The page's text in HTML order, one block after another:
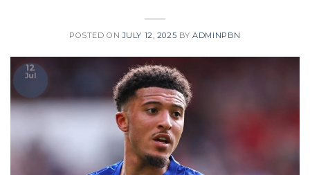
POSTED ONJULY 12, 2025 BYADMINPBN
12
Jul